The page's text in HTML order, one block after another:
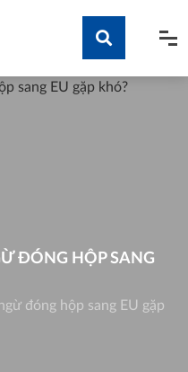
Tìm kiếm
ĐÓNG HỘP SANG
đóng hộp sang EU gặp